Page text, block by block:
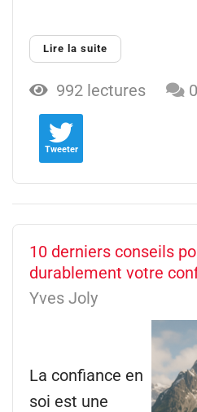
Lire la suite
992 lectures
Tweeter
10 derniers conseils
durablement votre
Yves Joly
La confiance en
soi est une